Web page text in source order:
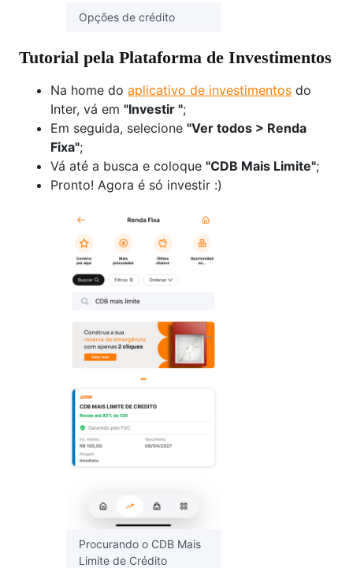
Opções de crédito
Tutorial pela Plataforma de Investimentos
Na home do aplicativo de investimentos do
Inter, vá em "Investir ";
Em seguida, selecione "Ver todos > Renda
Fixa";
Vá até a busca e coloque "CDB Mais Limite";
Pronto! Agora é só investir :)
Procurando o CDB Mais
Limite de Crédito